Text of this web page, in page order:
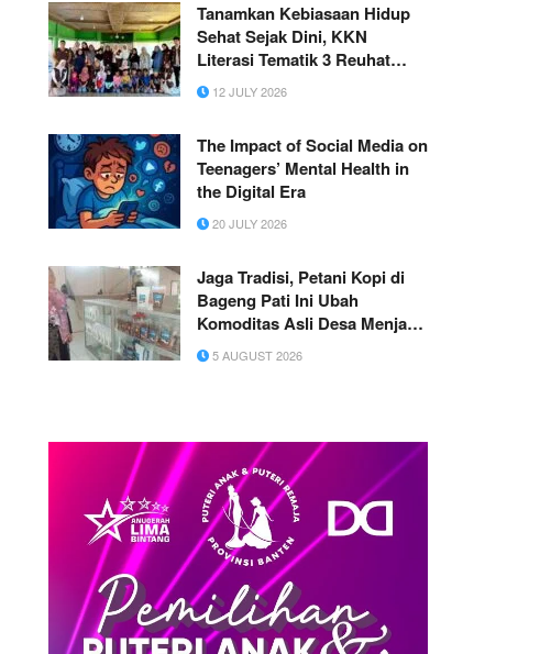
Tanamkan Kebiasaan Hidup
Sehat Sejak Dini, KKN
Literasi Tematik 3 Reuhat
Tuha Gelar Edukasi
Kesehatan Gigi dan Mulut
12 JULY 2026
The Impact of Social Media on
Teenagers’ Mental Health in
the Digital Era
20 JULY 2026
Jaga Tradisi, Petani Kopi di
Bageng Pati Ini Ubah
Komoditas Asli Desa Menjadi
Produk UMKM yang Bernilai
Jual
5 AUGUST 2026